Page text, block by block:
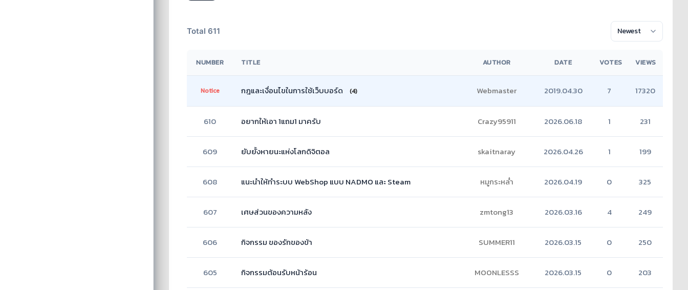
Total 611
NUMBER TITLE AUTHOR DATE VOTES VIEWS
Notice กฎและเงื่อนไขในการใช้เว็บบอร์ด (4) Webmaster 2019.04.30 7 17320
610 อยากให้เอา 1แถม1 มาครับ Crazy95911 2026.06.18 1 231
609 ยับยั้งหายนะแห่งโลกดิจิตอล skaitnaray 2026.04.26 1 199
608 แนะนำให้ทำระบบ WebShop แบบ NADMO และ Steam หมูกระหล่ำ 2026.04.19 0 325
607 เศษส่วนของความหลัง zmtong13 2026.03.16 4 249
606 กิจกรรม ของรักของข้า SUMMER11 2026.03.15 0 250
605 กิจกรรมต้อนรับหน้าร้อน MOONLESSS 2026.03.15 0 203